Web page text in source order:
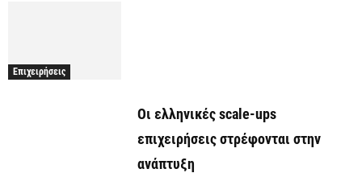
Επιχειρήσεις
Οι ελληνικές scale-ups
επιχειρήσεις στρέφονται στην
ανάπτυξη